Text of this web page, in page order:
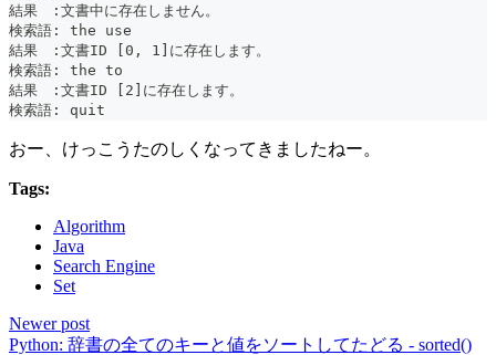
結果　:文書中に存在しません。
検索語: the use
結果　:文書ID [0, 1]に存在します。
検索語: the to
結果　:文書ID [2]に存在します。
検索語: quit
おー、けっこうたのしくなってきましたねー。
Tags:
Algorithm
Java
Search Engine
Set
Newer post
Python: 辞書の全てのキーと値をソートしてたどる - sorted()